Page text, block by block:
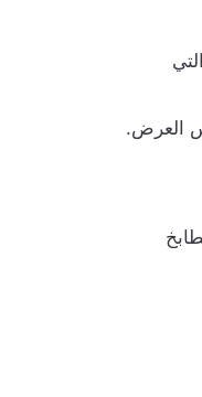
العرض.